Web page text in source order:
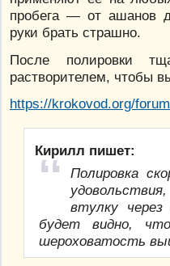
пробега — от ашанов
руки брать страшно.
После полировки
растворителем, чтобы
https://krokovod.org/
Кирилл пишет:
Полировка
втулку
будет видно,
шероховатость